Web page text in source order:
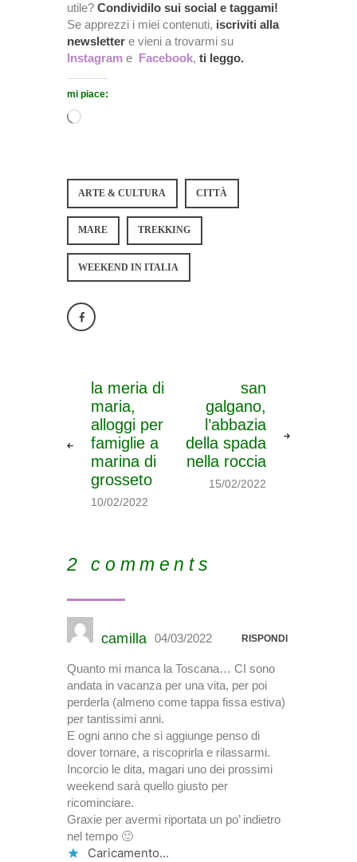
utile? Condividilo sui social e taggami!
Se apprezzi i miei contenuti, iscriviti alla
newsletter e vieni a trovarmi su
Instagram e Facebook, ti leggo.
mi piace:
ARTE & CULTURA CITTÀ
MARE TREKKING
WEEKEND IN ITALIA
la meria di
maria,
alloggi per
famiglie a
marina di
grosseto
10/02/2022
san
galgano,
l’abbazia
della spada
nella roccia
15/02/2022
2 comments
camilla 04/03/2022 RISPONDI
Quanto mi manca la Toscana… CI sono
andata in vacanza per una vita, per poi
perderla (almeno come tappa fissa estiva)
per tantissimi anni.
E ogni anno che si aggiunge penso di
dover tornare, a riscoprirla e rilassarmi.
Incorcio le dita, magari uno dei prossimi
weekend sarà quello giusto per
ricominciare.
Graxie per avermi riportata un po’ indietro
nel tempo 🙂
Caricamento...